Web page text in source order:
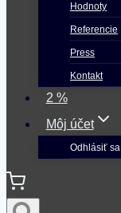
Hodnoty
Referencie
Press
Kontakt
2 %
Môj účet
Odhlásiť sa